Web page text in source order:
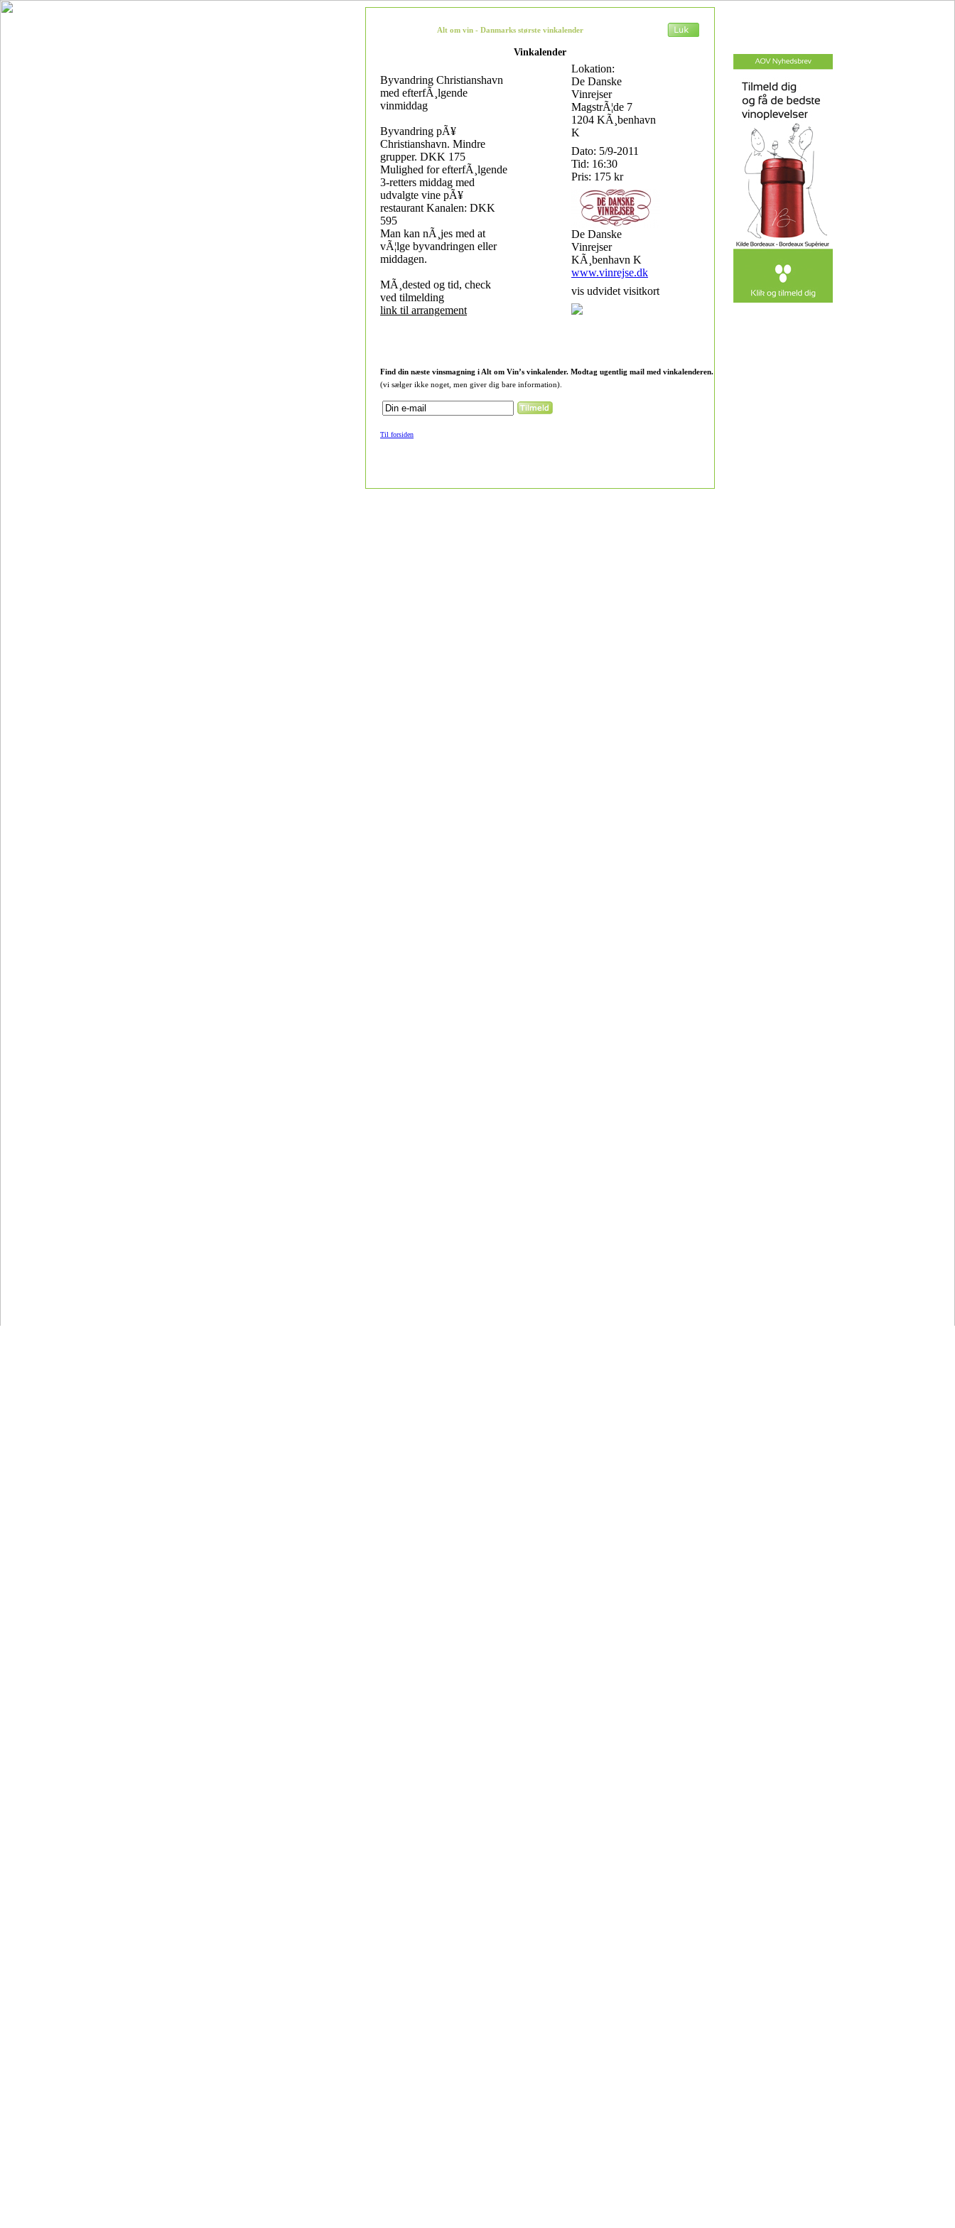
Alt om vin - Danmarks største vinkalender
Vinkalender
Byvandring Christianshavn
med efterfÃ¸lgende
vinmiddag
Byvandring pÃ¥
Christianshavn. Mindre
grupper. DKK 175
Mulighed for efterfÃ¸lgende
3-retters middag med
udvalgte vine pÃ¥
restaurant Kanalen: DKK
595
Man kan nÃ¸jes med at
vÃ¦lge byvandringen eller
middagen.
MÃ¸dested og tid, check
ved tilmelding
link til arrangement
Lokation:
De Danske
Vinrejser
MagstrÃ¦de 7
1204 KÃ¸benhavn
K
Dato: 5/9-2011
Tid: 16:30
Pris: 175 kr
De Danske
Vinrejser
KÃ¸benhavn K
www.vinrejse.dk
vis udvidet visitkort
Find din næste vinsmagning i Alt om Vin’s vinkalender. Modtag ugentlig mail med vinkalenderen.
(vi sælger ikke noget, men giver dig bare information).
Til forsiden